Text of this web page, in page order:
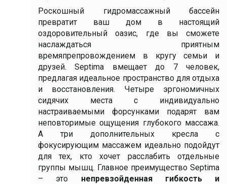
Роскошный гидромассажный бассейн
превратит ваш дом в настоящий
оздоровительный оазис, где вы сможете
наслаждаться приятным
времяпрепровождением в кругу семьи и
друзей. Septima вмещает до 7 человек,
предлагая идеальное пространство для отдыха
и восстановления. Четыре эргономичных
сидячих места с индивидуально
настраиваемыми форсунками подарят вам
неповторимые ощущения глубокого массажа.
А три дополнительных кресла с
фокусирующим массажем идеально подойдут
для тех, кто хочет расслабить отдельные
группы мышц. Главное преимущество Septima
– это непревзойденная гибкость и